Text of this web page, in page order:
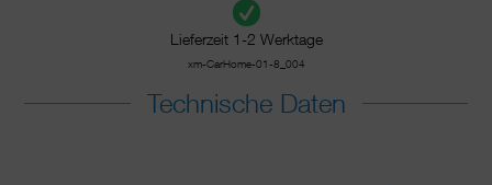
Lieferzeit 1-2 Werktage
xm-CarHome-01-8_004
Technische Daten